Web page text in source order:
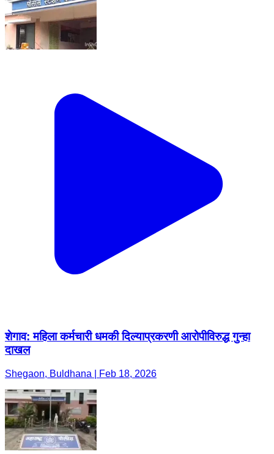
शेगाव: महिला कर्मचारी धमकी दिल्याप्रकरणी आरोपीविरुद्ध गुन्हा
दाखल
Shegaon, Buldhana | Feb 18, 2026